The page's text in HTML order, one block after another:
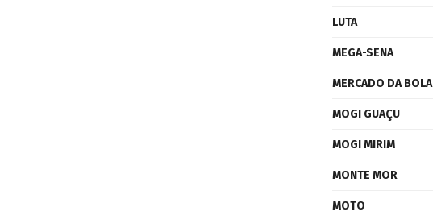
LUTA
MEGA-SENA
MERCADO DA BOLA
MOGI GUAÇU
MOGI MIRIM
MONTE MOR
MOTO